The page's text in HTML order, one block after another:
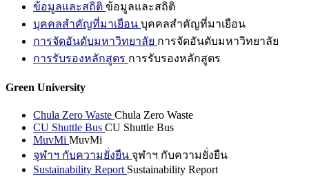
ข้อมูลและสถิติ ข้อมูลและสถิติ
บุคคลสำคัญที่มาเยือน บุคคลสำคัญที่มาเยือน
การจัดอันดับมหาวิทยาลัย การจัดอันดับมหาวิทยาลัย
การรับรองหลักสูตร การรับรองหลักสูตร
Green University
Chula Zero Waste Chula Zero Waste
CU Shuttle Bus CU Shuttle Bus
MuvMi MuvMi
จุฬาฯ กับความยั่งยืน จุฬาฯ กับความยั่งยืน
Sustainability Report Sustainability Report